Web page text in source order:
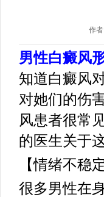
作
男性白癜风
知道白癜风
对她们的伤
风患者很常
的医生关于
【情绪不稳定
很多男性在